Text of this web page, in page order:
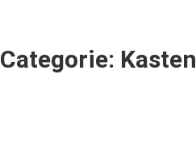
Categorie: Kasten